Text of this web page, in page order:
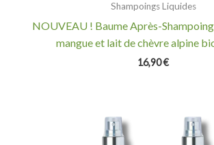
Shampoings Liquides
NOUVEAU ! Baume Après-
mangue et lait de chèvre alpine
16,90€
prix
actuel